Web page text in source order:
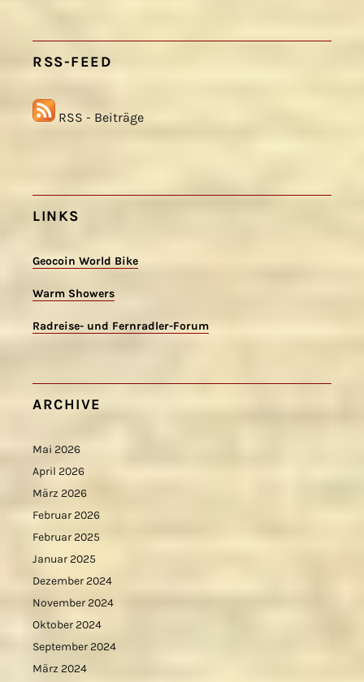
RSS-FEED
RSS - Beiträge
LINKS
Geocoin World Bike
Warm Showers
Radreise- und Fernradler-Forum
ARCHIVE
Mai 2026
April 2026
März 2026
Februar 2026
Februar 2025
Januar 2025
Dezember 2024
November 2024
Oktober 2024
September 2024
März 2024